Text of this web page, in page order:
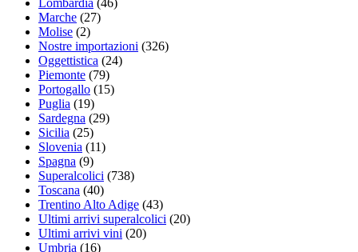
Marche (27)
Molise (2)
Nostre importazioni (326)
Oggettistica (24)
Piemonte (79)
Portogallo (15)
Puglia (19)
Sardegna (29)
Sicilia (25)
Slovenia (11)
Spagna (9)
Superalcolici (738)
Toscana (40)
Trentino Alto Adige (43)
Ultimi arrivi superalcolici (20)
Ultimi arrivi vini (20)
Umbria (16)